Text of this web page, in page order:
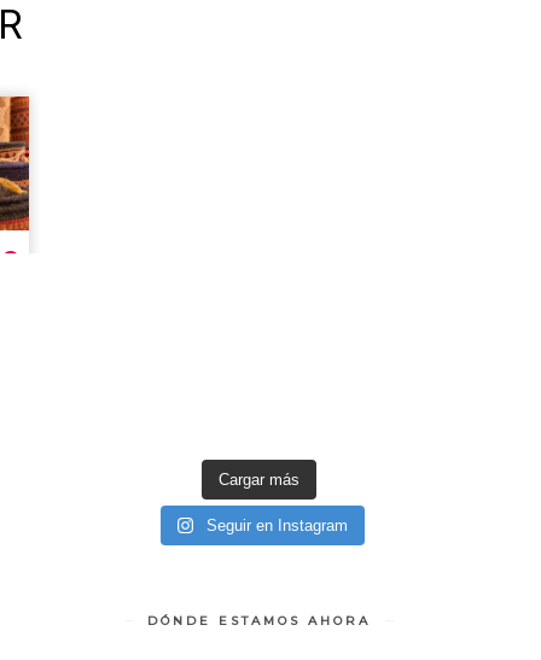
Cargar más
Seguir en Instagram
DÓNDE ESTAMOS AHORA